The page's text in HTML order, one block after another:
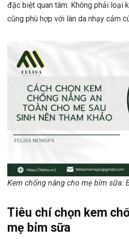
đặc biệt quan tâm. Không phải loại
cũng phù hợp với làn da nhạy cảm
Kem chống nắng cho mẹ bỉm sữa:
Tiêu chí chọn kem
mẹ bỉm sữa